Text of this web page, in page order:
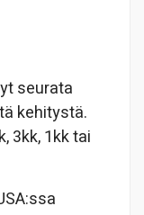
seurata
kehitystä.
3kk, 1kk tai